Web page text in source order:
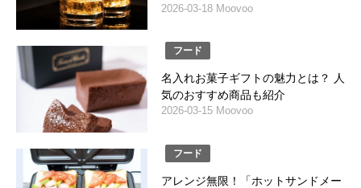
2026-03-18 Moovoo
フード
名入れお菓子ギフトの魅力とは？ 人
気のおすすめ商品も紹介
2026-03-15 Moovoo
フード
アレンジ無限！「ホットサンドメー